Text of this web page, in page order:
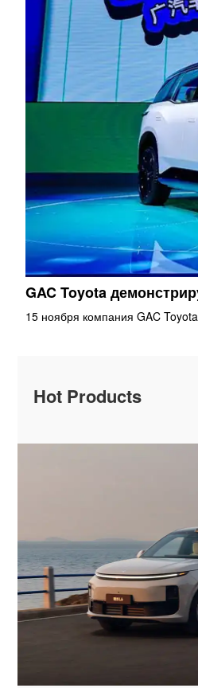
GAC Toyota
15 ноября компания GAC
Hot Products